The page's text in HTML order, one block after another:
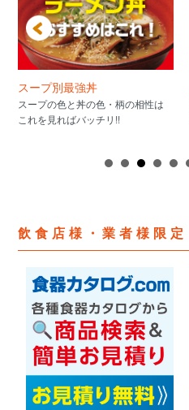
スープ別最強丼
スープの色と丼の色・柄の相性は
これを見ればバッチリ!!
飲食店様・業者様限定